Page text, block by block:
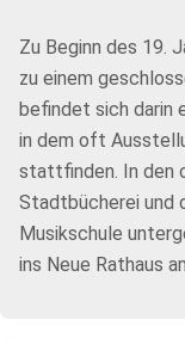
Zu Beginn des 19.
zu einem
befindet sich darin
in dem oft
stattfinden. In den
Stadtbücherei und
Musikschule
ins Neue Rathaus